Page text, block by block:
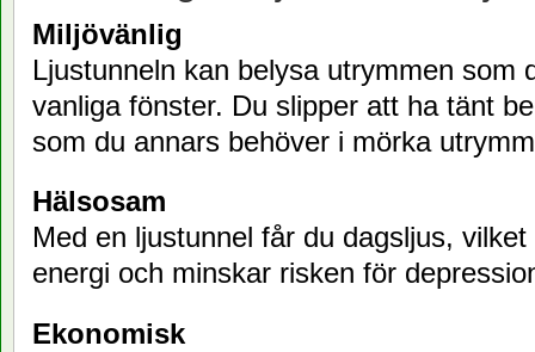
Miljövänlig
Ljustunneln kan belysa utrymmen som
vanliga fönster. Du slipper att ha tänt
som du annars behöver i mörka
Hälsosam
Med en ljustunnel får du dagsljus,
energi och minskar risken för
Ekonomisk